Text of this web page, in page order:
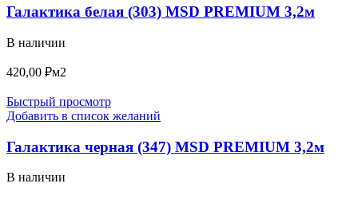
Галактика белая (303) MSD PREMIUM 3,2м
В наличии
420,00 ₽м2
Быстрый просмотр
Добавить в список желаний
Галактика черная (347) MSD PREMIUM 3,2м
В наличии